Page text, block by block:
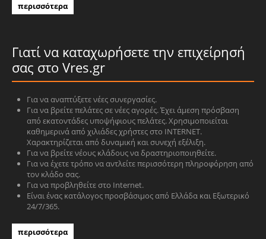
περισσότερα
Γιατί να καταχωρήσετε την επιχείρησή
σας στο Vres.gr
Για να αναπτύξετε νέες συνεργασίες.
Για να βρείτε πελάτες σε νέες αγορές. Έχει άμεση πρόσβαση
από εκατοντάδες υποψήφιους πελάτες. Χρησιμοποιείται
καθημερινά από χιλιάδες χρήστες στο INTERNET.
Χαρακτηρίζεται από δυναμική και συνεχή εξέλιξη.
Για να βρείτε νέους κλάδους να δραστηριοποιηθείτε.
Για να έχετε τρόπο να αντλείτε περισσότερη πληροφόρηση από
τον κλάδο σας.
Για να προβληθείτε στο Internet.
Είναι ένας κατάλογος προσβάσιμος από Ελλάδα και Εξωτερικό
24/7/365.
περισσότερα